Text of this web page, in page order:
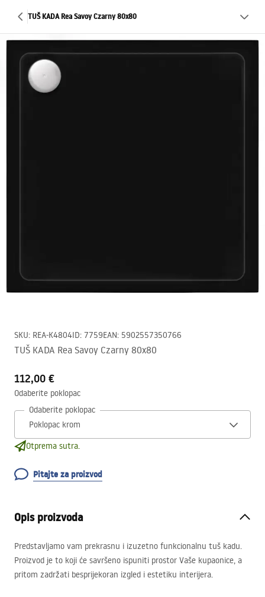
TUŠ KADA Rea Savoy Czarny 80x80
SKU: REA-K4804ID: 7759EAN: 5902557350766
TUŠ KADA Rea Savoy Czarny 80x80
112,00 €
Odaberite poklopac
Odaberite poklopac
Otprema sutra.
Pitajte za proizvod
Opis proizvoda
Predstavljamo vam prekrasnu i izuzetno funkcionalnu tuš kadu.
Proizvod je to koji će savršeno ispuniti prostor Vaše kupaonice, a
pritom zadržati besprijekoran izgled i estetiku interijera.